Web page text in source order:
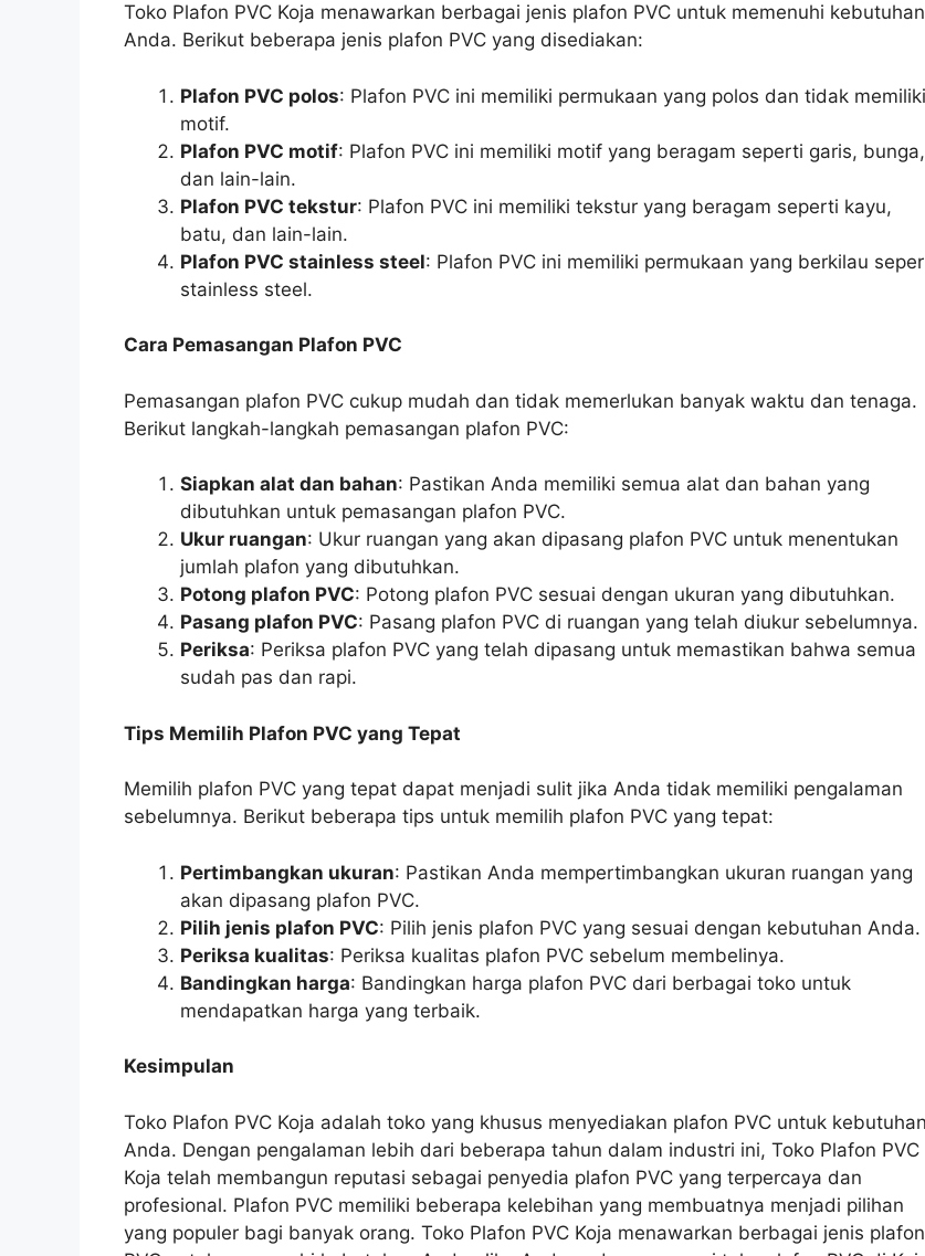
Toko Plafon PVC Koja menawarkan berbagai jenis plafon PVC untuk memenuhi kebutuhan
Anda. Berikut beberapa jenis plafon PVC yang disediakan:
Plafon PVC polos: Plafon PVC ini memiliki permukaan yang polos dan tidak memiliki
motif.
Plafon PVC motif: Plafon PVC ini memiliki motif yang beragam seperti garis, bunga,
dan lain-lain.
Plafon PVC tekstur: Plafon PVC ini memiliki tekstur yang beragam seperti kayu,
batu, dan lain-lain.
Plafon PVC stainless steel: Plafon PVC ini memiliki permukaan yang berkilau
stainless steel.
Cara Pemasangan Plafon PVC
Pemasangan plafon PVC cukup mudah dan tidak memerlukan banyak waktu dan tenaga.
Berikut langkah-langkah pemasangan plafon PVC:
Siapkan alat dan bahan: Pastikan Anda memiliki semua alat dan bahan yang
dibutuhkan untuk pemasangan plafon PVC.
Ukur ruangan: Ukur ruangan yang akan dipasang plafon PVC untuk menentukan
jumlah plafon yang dibutuhkan.
Potong plafon PVC: Potong plafon PVC sesuai dengan ukuran yang dibutuhkan.
Pasang plafon PVC: Pasang plafon PVC di ruangan yang telah diukur sebelumnya.
Periksa: Periksa plafon PVC yang telah dipasang untuk memastikan bahwa semua
sudah pas dan rapi.
Tips Memilih Plafon PVC yang Tepat
Memilih plafon PVC yang tepat dapat menjadi sulit jika Anda tidak memiliki pengalaman
sebelumnya. Berikut beberapa tips untuk memilih plafon PVC yang tepat:
Pertimbangkan ukuran: Pastikan Anda mempertimbangkan ukuran ruangan yang
akan dipasang plafon PVC.
Pilih jenis plafon PVC: Pilih jenis plafon PVC yang sesuai dengan kebutuhan Anda.
Periksa kualitas: Periksa kualitas plafon PVC sebelum membelinya.
Bandingkan harga: Bandingkan harga plafon PVC dari berbagai toko untuk
mendapatkan harga yang terbaik.
Kesimpulan
Toko Plafon PVC Koja adalah toko yang khusus menyediakan plafon PVC untuk kebutuhan
Anda. Dengan pengalaman lebih dari beberapa tahun dalam industri ini, Toko Plafon PVC
Koja telah membangun reputasi sebagai penyedia plafon PVC yang terpercaya dan
profesional. Plafon PVC memiliki beberapa kelebihan yang membuatnya menjadi pilihan
yang populer bagi banyak orang. Toko Plafon PVC Koja menawarkan berbagai jenis plafon